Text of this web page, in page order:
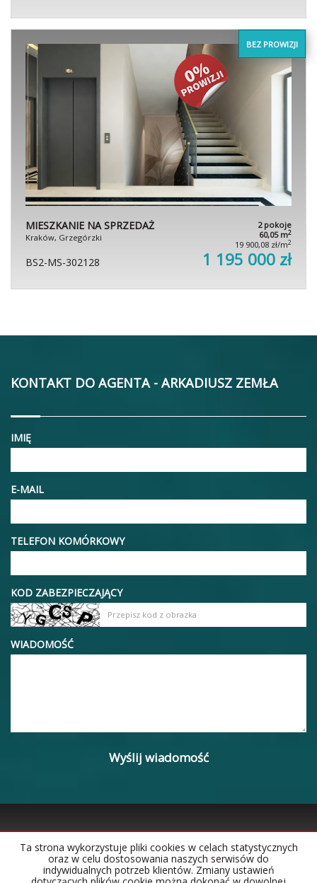
BEZ PROWIZJI
MIESZKANIE NA SPRZEDAŻ
Kraków, Grzegórzki
2 pokoje
60,05 m2
19 900,08 zł/m2
BS2-MS-302128 1 195 000 zł
KONTAKT DO AGENTA - ARKADIUSZ ZEMŁA
IMIĘ
E-MAIL
TELEFON KOMÓRKOWY
KOD ZABEZPIECZAJĄCY
WIADOMOŚĆ
Strona główna Notatnik Kontakt
Ta strona wykorzystuje pliki cookies w celach statystycznych
oraz w celu dostosowania naszych serwisów do
indywidualnych potrzeb klientów. Zmiany ustawień